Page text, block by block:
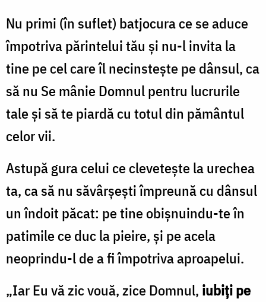
Nu primi (în suflet) batjocura ce se aduce
împotriva părintelui tău şi nu-l invita la
tine pe cel care îl necinsteşte pe dânsul, ca
să nu Se mânie Domnul pentru lucrurile
tale şi să te piardă cu totul din pământul
celor vii.
Astupă gura celui ce cleveteşte la urechea
ta, ca să nu săvârşeşti împreună cu dânsul
un îndoit păcat: pe tine obişnuindu-te în
patimile ce duc la pieire, şi pe acela
neoprindu-l de a fi împotriva aproapelui.
„Iar Eu vă zic vouă, zice Domnul, iubiţi pe